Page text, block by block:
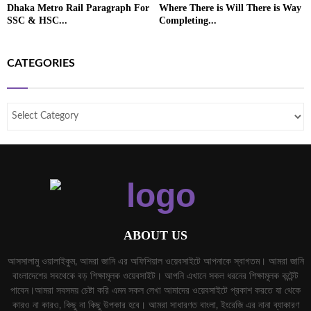
Dhaka Metro Rail Paragraph For
SSC & HSC...
Where There is Will There is Way
Completing...
CATEGORIES
ABOUT US
আসসালামু ওয়ালাইকুম, আমরা জানি এর অফিশিয়াল ওয়েবসাইটে আপনাকে স্বাগতম। আমরা জানি
বাংলাদেশের সবথেকে বড় শিক্ষামূলক ওয়েবসাইট। আপনি এখানে সকল ধরনের শিক্ষামূলক কন্টেন্ট
পাবেন।আমরা সবসময় চেষ্টা করি এমন সকল লেখা আমাদের ওয়েবসাইটে প্রকাশ করতে যা থেকে
কারও না কারও, কিছু না কিছু উপকার হবে। আমরা সাধারণত বাংলা, ইংরেজি এর নানা ব্যাকারণ